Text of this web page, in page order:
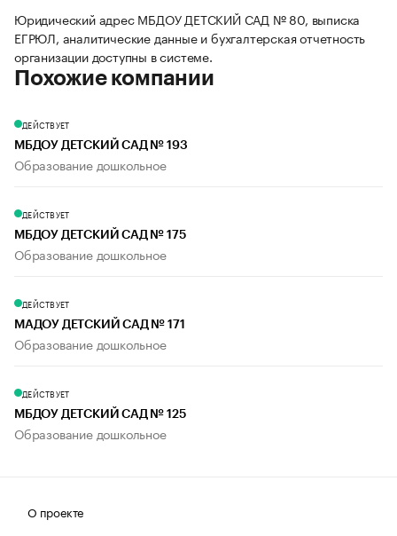
Юридический адрес МБДОУ ДЕТСКИЙ САД № 80, выписка
ЕГРЮЛ, аналитические данные и бухгалтерская отчетность
организации доступны в системе.
Похожие компании
ДЕЙСТВУЕТ
МБДОУ ДЕТСКИЙ САД № 193
Образование дошкольное
ДЕЙСТВУЕТ
МБДОУ ДЕТСКИЙ САД № 175
Образование дошкольное
ДЕЙСТВУЕТ
МАДОУ ДЕТСКИЙ САД № 171
Образование дошкольное
ДЕЙСТВУЕТ
МБДОУ ДЕТСКИЙ САД № 125
Образование дошкольное
О проекте